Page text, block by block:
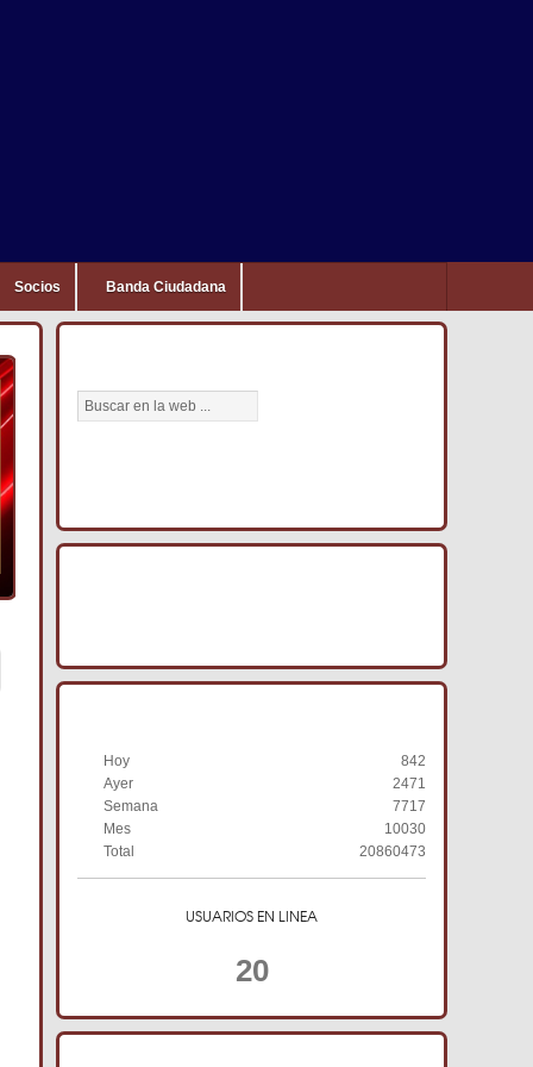
Socios Banda Ciudadana
Hoy
842
Ayer
2471
Semana
7717
Mes
10030
Total
20860473
USUARIOS EN LINEA
20